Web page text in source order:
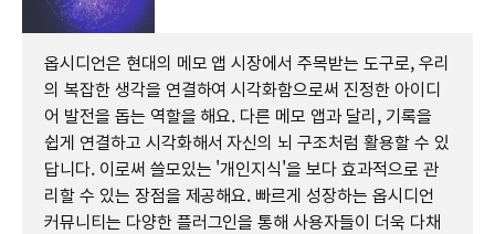
옵시디언은 현대의 메모 앱 시장에서 주목받는 도구로, 우리
의 복잡한 생각을 연결하여 시각화함으로써 진정한 아이디
어 발전을 돕는 역할을 해요. 다른 메모 앱과 달리, 기록을
쉽게 연결하고 시각화해서 자신의 뇌 구조처럼 활용할 수 있
답니다. 이로써 쓸모있는 '개인지식'을 보다 효과적으로 관
리할 수 있는 장점을 제공해요. 빠르게 성장하는 옵시디언
커뮤니티는 다양한 플러그인을 통해 사용자들이 더욱 다채